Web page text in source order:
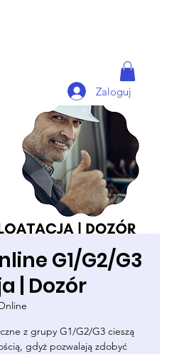
Zaloguj
G1/G2/G3
| Dozór
z grupy G1/G2/G3 cieszą
gdyż pozwalają zdobyć